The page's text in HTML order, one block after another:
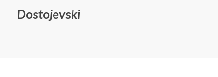
Dostojevski